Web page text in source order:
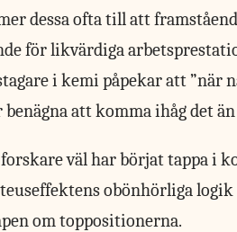
dessa ofta till att
för likvärdiga
i kemi påpekar att ”när
benägna att komma ihåg det
väl har börjat tappa i
obönhörliga
om toppositionerna.